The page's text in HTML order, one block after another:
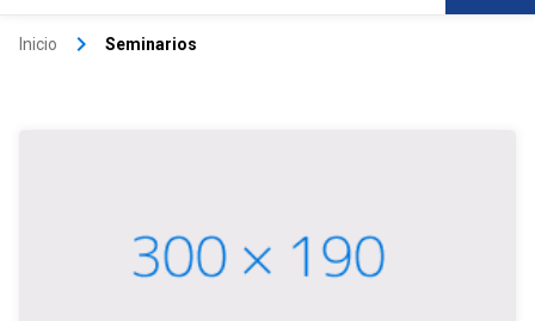
Inicio keyboard_arrow_right Seminarios